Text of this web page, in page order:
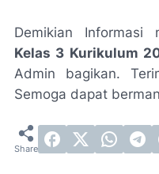
Demikian Informasi
Kelas 3 Kurikulum
Admin bagikan.
Semoga dapat